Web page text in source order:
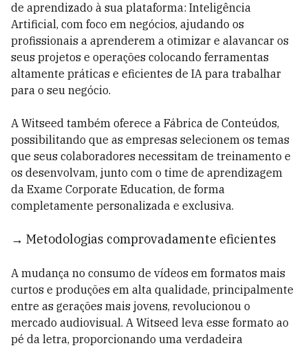
de aprendizado à sua plataforma: Inteligência
Artificial, com foco em negócios, ajudando os
profissionais a aprenderem a otimizar e alavancar os
seus projetos e operações colocando ferramentas
altamente práticas e eficientes de IA para trabalhar
para o seu negócio.
A Witseed também oferece a Fábrica de Conteúdos,
possibilitando que as empresas selecionem os temas
que seus colaboradores necessitam de treinamento e
os desenvolvam, junto com o time de aprendizagem
da Exame Corporate Education, de forma
completamente personalizada e exclusiva.
→ Metodologias comprovadamente eficientes
A mudança no consumo de vídeos em formatos mais
curtos e produções em alta qualidade, principalmente
entre as gerações mais jovens, revolucionou o
mercado audiovisual. A Witseed leva esse formato ao
pé da letra, proporcionando uma verdadeira